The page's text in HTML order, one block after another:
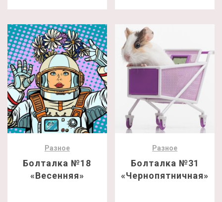
Разное
Болталка №18
«Весенняя»
Разное
Болталка №31
«Чернопятничная»